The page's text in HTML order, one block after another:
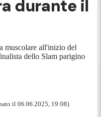
durante il
muscolare all'inizio del
dello Slam parigino
il 06.06.2025, 19:08)